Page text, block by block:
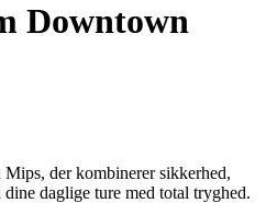
Downtown
der kombinerer sikkerhed,
daglige ture med total tryghed.